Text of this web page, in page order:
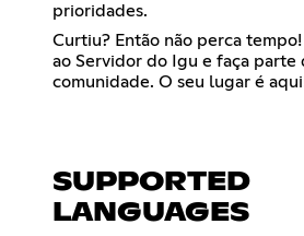
prioridades.
Curtiu? Então não perca
ao Servidor do Igu e faça parte
comunidade. O seu lugar é
SUPPORTED
LANGUAGES